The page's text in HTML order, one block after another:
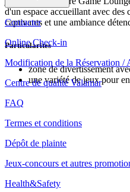
d'un espace accueillant avec des
captivants et une ambiance
Particularites
zone de divertissement
une variété de jeux pour
Contacter
Online Check-in
Modification de la Réservation /
Centre de qualité Valamar
FAQ
Termes et conditions
Dépôt de plainte
Jeux-concours et autres
Health&Safety